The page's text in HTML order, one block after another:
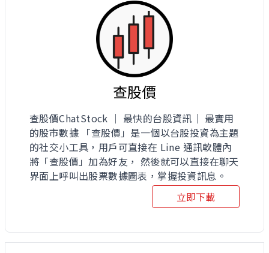
查股價
查股價ChatStock ｜ 最快的台股資訊｜ 最實用
的股市數據 「查股價」是一個以台股投資為主題
的社交小工具，用戶可直接在 Line 通訊軟體內
將「查股價」加為好友， 然後就可以直接在聊天
界面上呼叫出股票數據圖表，掌握投資訊息。
立即下載